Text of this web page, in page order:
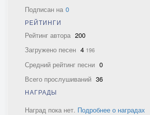
Подписан на 0
РЕЙТИНГИ
Рейтинг автора 200
Загружено песен 4 196
Средний рейтинг песни 0
Всего прослушиваний 36
НАГРАДЫ
Наград пока нет. Подробнее о наградах